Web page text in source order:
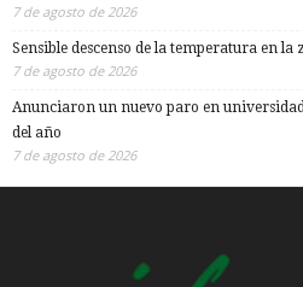
7 de agosto de 2026
Sensible descenso de la temperatura en la
7 de agosto de 2026
Anunciaron un nuevo paro en
del año
7 de agosto de 2026